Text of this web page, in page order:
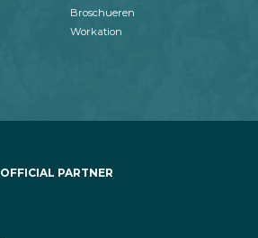
Broschueren
Workation
OFFICIAL PARTNER